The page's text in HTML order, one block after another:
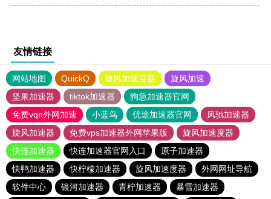
友情链接
网站地图 QuickQ 旋风加速度器
旋风加速
坚果加速器
tiktok加速器
狗急加速器官网
免费vqn外网加速
小蓝鸟 优途加速器官网
风驰加速器
旋风加速器
免费vps加速器外网苹果版
旋风加速度器
快连加速器
快连加速器官网入口
原子加速器
快鸭加速器
快柠檬加速器 旋风加速度器
外网网址导航
软件中心
银河加速器 青柠加速器 暴雪加速器